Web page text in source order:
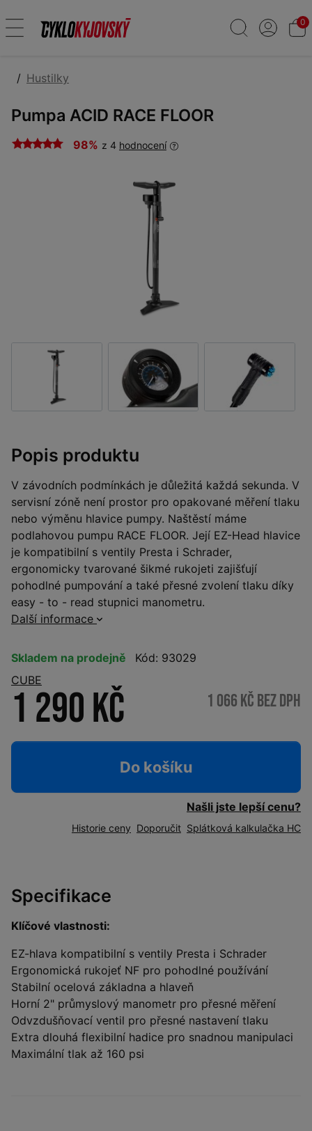
0
Hustilky
Pumpa ACID RACE FLOOR
98% z 4 hodnocení
Popis produktu
V závodních podmínkách je důležitá každá sekunda. V
servisní zóně není prostor pro opakované měření tlaku
nebo výměnu hlavice pumpy. Naštěstí máme
podlahovou pumpu RACE FLOOR. Její EZ-Head hlavice
je kompatibilní s ventily Presta i Schrader,
ergonomicky tvarované šikmé rukojeti zajišťují
pohodlné pumpování a také přesné zvolení tlaku díky
easy - to - read stupnici manometru.
Další informace
Skladem na prodejně
Kód: 93029
CUBE
1 290 Kč 1 066 Kč bez DPH
Do košíku
Našli jste lepší cenu?
Historie ceny Doporučit Splátková kalkulačka HC
Specifikace
Klíčové vlastnosti:
EZ-hlava kompatibilní s ventily Presta i Schrader
Ergonomická rukojeť NF pro pohodlné používání
Stabilní ocelová základna a hlaveň
Horní 2" průmyslový manometr pro přesné měření
Odvzdušňovací ventil pro přesné nastavení tlaku
Extra dlouhá flexibilní hadice pro snadnou manipulaci
Maximální tlak až 160 psi